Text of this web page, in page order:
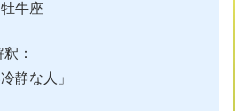
牛座
：
静な人」